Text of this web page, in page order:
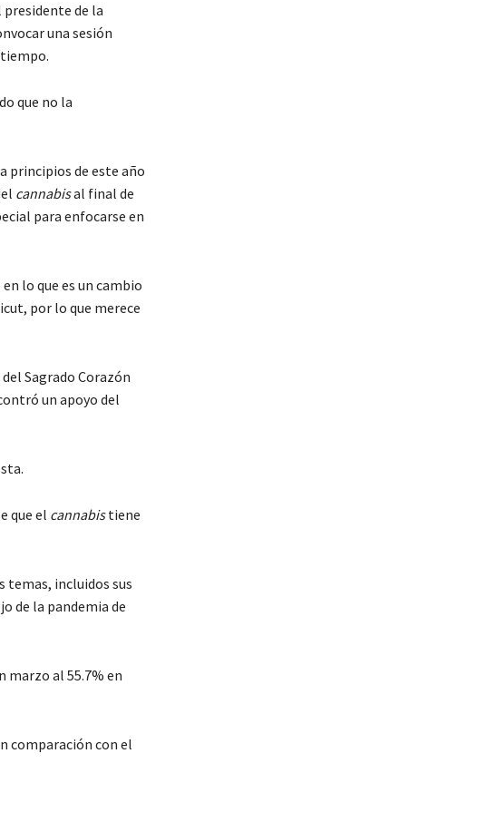
presidente de la
una sesión
que no la
principios de este año
cannabisal final de
para enfocarse en
lo que es un cambio
por lo que merece
Sagrado Corazón
un apoyo del
que el cannabistiene
temas, incluidos sus
de la pandemia de
marzo al 55.7% en
comparación con el